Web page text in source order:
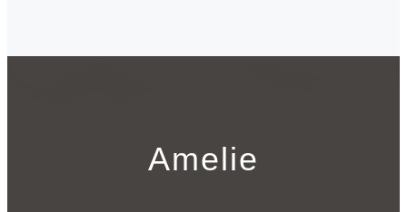
Amelie